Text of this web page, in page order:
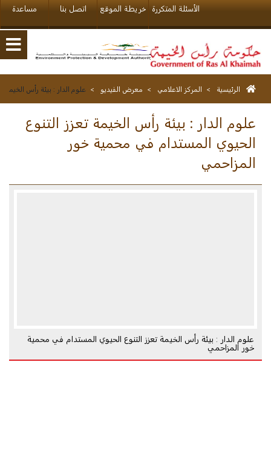
مساعدة اتصل بنا خريطة الموقع الأسئلة المتكررة
الرئيسية > المركز الاعلامي > معرض الفيديو > علوم الدار : بيئة رأس
علوم الدار : بيئة رأس الخيمة تعزز التنوع
الحيوي المستدام في محمية خور
المزاحمي
علوم الدار : بيئة رأس الخيمة تعزز التنوع الحيوي المستدام في محمية
خور المزاحمي